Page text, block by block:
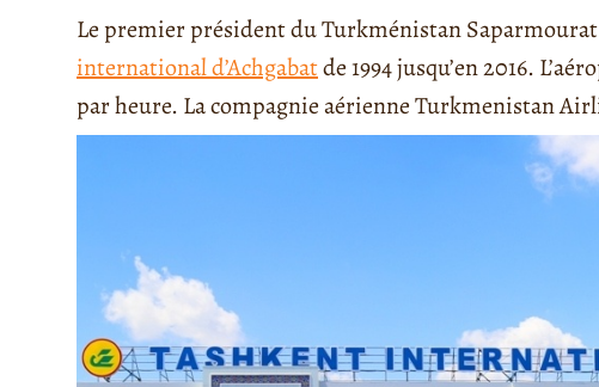
Le premier président du Turkménistan Saparmourat
international d’Achgabatde 1994 jusqu’en 2016.
par heure. La compagnie aérienne Turkmenistan